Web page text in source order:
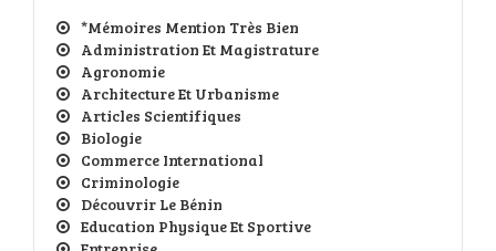
*Mémoires Mention Très Bien
Administration Et Magistrature
Agronomie
Architecture Et Urbanisme
Articles Scientifiques
Biologie
Commerce International
Criminologie
Découvrir Le Bénin
Education Physique Et Sportive